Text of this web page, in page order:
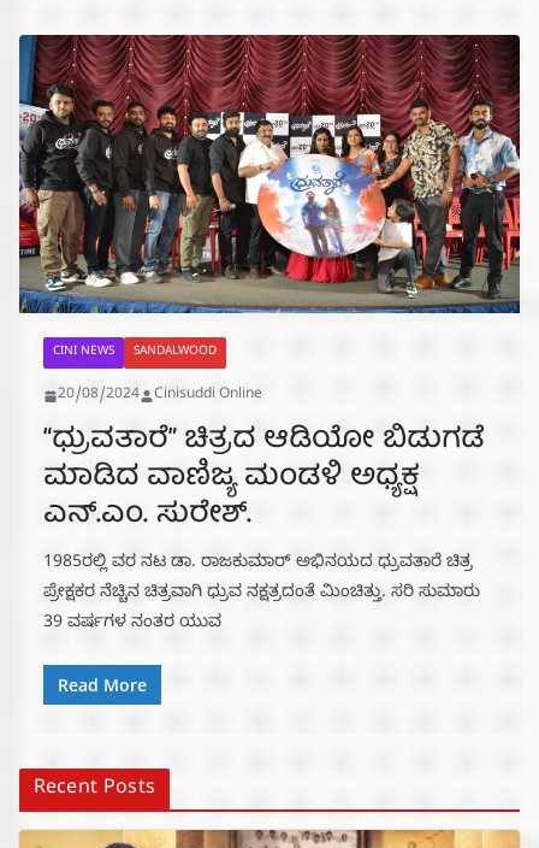
CINI NEWS SANDALWOOD
20/08/2024 Cinisuddi Online
“ಧ್ರುವತಾರೆ” ಚಿತ್ರದ ಆಡಿಯೋ ಬಿಡುಗಡೆ
ಮಾಡಿದ ವಾಣಿಜ್ಯ ಮಂಡಳಿ ಅಧ್ಯಕ್ಷ
ಎನ್.ಎಂ. ಸುರೇಶ್.
1985ರಲ್ಲಿ ವರ ನಟ ಡಾ. ರಾಜಕುಮಾರ್ ಅಭಿನಯದ ಧ್ರುವತಾರೆ ಚಿತ್ರ
ಪ್ರೇಕ್ಷಕರ ನೆಚ್ಚಿನ ಚಿತ್ರವಾಗಿ ಧ್ರುವ ನಕ್ಷತ್ರದಂತೆ ಮಿಂಚಿತ್ತು. ಸರಿ ಸುಮಾರು
39 ವರ್ಷಗಳ ನಂತರ ಯುವ
Read More
Recent Posts